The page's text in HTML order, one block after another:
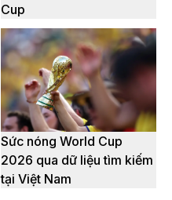
Cup
Sức nóng World Cup
2026 qua dữ liệu tìm kiếm
tại Việt Nam